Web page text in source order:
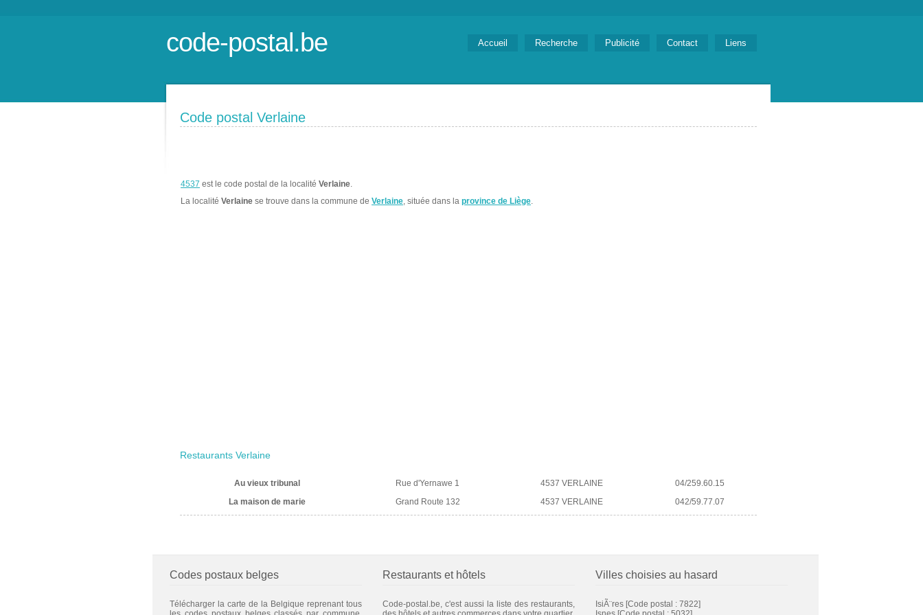
code-postal.be Accueil Recherche Publicité Contact Liens
Code postal Verlaine
4537 est le code postal de la localité Verlaine.
La localité Verlaine se trouve dans la commune de Verlaine, située dans la province de Liège.
Restaurants Verlaine
Au vieux tribunal Rue d'Yernawe 1 4537 VERLAINE
04/259.60.15
La maison de marie
Grand Route 132 4537 VERLAINE 042/59.77.07
Codes postaux belges
Télécharger la carte de la Belgique reprenant tous
Restaurants et hôtels
Code-postal.be, c'est aussi la liste des restaurants,
Villes choisies au hasard
IsiÃ¨res [Code postal : 7822]